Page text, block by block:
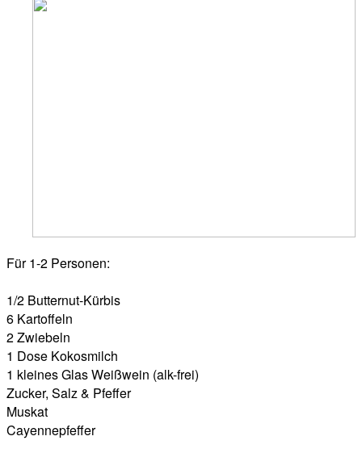
Für 1-2 Personen:
1/2 Butternut-Kürbis
6 Kartoffeln
2 Zwiebeln
1 Dose Kokosmilch
1 kleines Glas Weißwein (alk-frei)
Zucker, Salz & Pfeffer
Muskat
Cayennepfeffer